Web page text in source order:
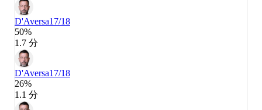
D'Aversa17/18
50%
1.7 分
D'Aversa17/18
26%
1.1 分